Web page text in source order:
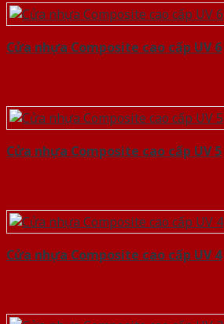
Cửa nhựa Composite cao cấp UV 6
Cửa nhựa Composite cao cấp UV 5
Cửa nhựa Composite cao cấp UV 4